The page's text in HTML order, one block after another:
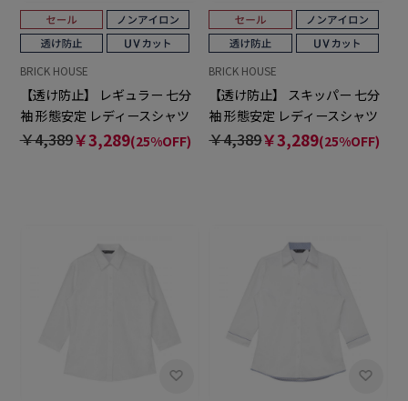
BRICK HOUSE
【透け防止】 レギュラー 七分
袖 形態安定 レディースシャツ
￥4,389￥3,289(25%OFF)
BRICK HOUSE
【透け防止】 スキッパー 七分
袖 形態安定 レディースシャツ
￥4,389￥3,289(25%OFF)